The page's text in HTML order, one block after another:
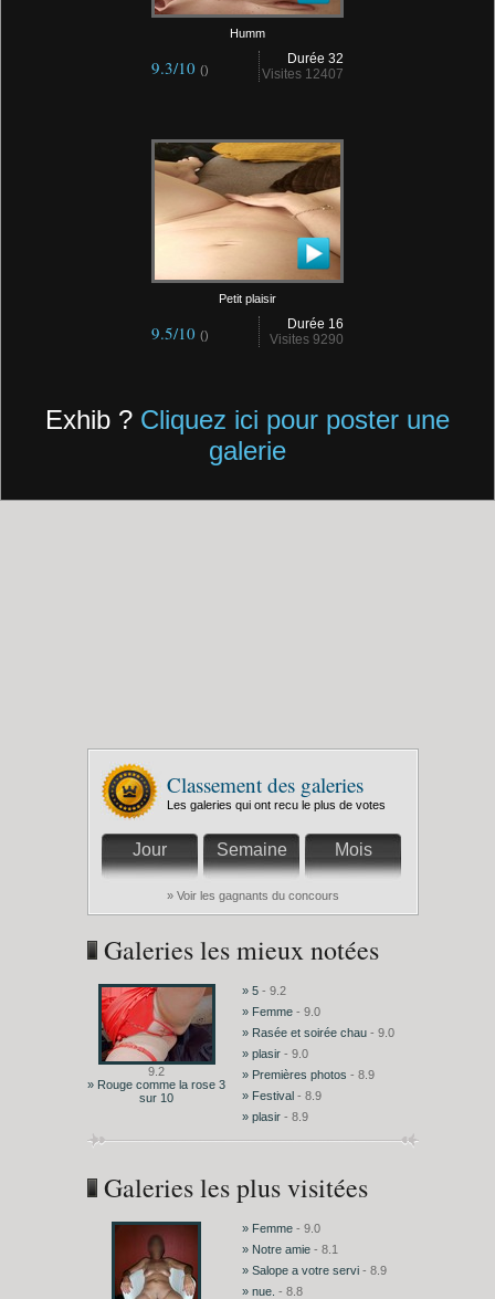
Humm
Durée 32
Visites 12407
9.3/10 ()
Petit plaisir
Durée 16
Visites 9290
9.5/10 ()
Exhib ? Cliquez ici pour poster une
galerie
Classement des galeries
Les galeries qui ont recu le plus de votes
Jour Semaine Mois
» Voir les gagnants du concours
Galeries les mieux notées
9.2
» Rouge comme la rose 3
sur 10
» 5 - 9.2
» Femme - 9.0
» Rasée et soirée chau - 9.0
» plasir - 9.0
» Premières photos - 8.9
» Festival - 8.9
» plasir - 8.9
Galeries les plus visitées
» Femme - 9.0
» Notre amie - 8.1
» Salope a votre servi - 8.9
» nue. - 8.8